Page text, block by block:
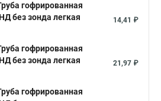
гофрированная
без зонда легкая
14,41 ₽
гофрированная
без зонда легкая
21,97 ₽
гофрированная